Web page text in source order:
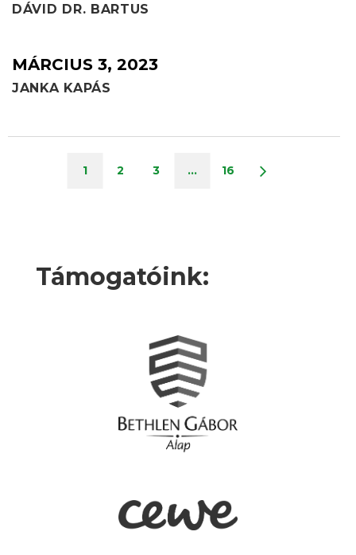
DÁVID DR. BARTUS
MÁRCIUS 3, 2023
JANKA KAPÁS
1 2 3 … 16
Támogatóink: